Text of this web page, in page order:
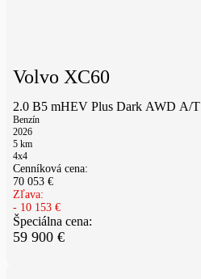
Volvo XC60
2.0 B5 mHEV Plus Dark AWD A/T
Benzín
2026
5 km
4x4
Cenníková cena:
70 053 €
Zľava:
- 10 153 €
Špeciálna cena:
59 900 €